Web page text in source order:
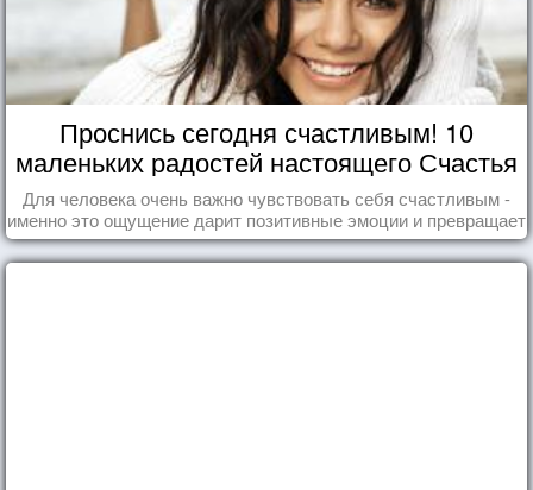
Проснись сегодня счастливым! 10
маленьких радостей настоящего Счастья
Для человека очень важно чувствовать себя счастливым -
именно это ощущение дарит позитивные эмоции и превращает
каждый день в маленький праздник.